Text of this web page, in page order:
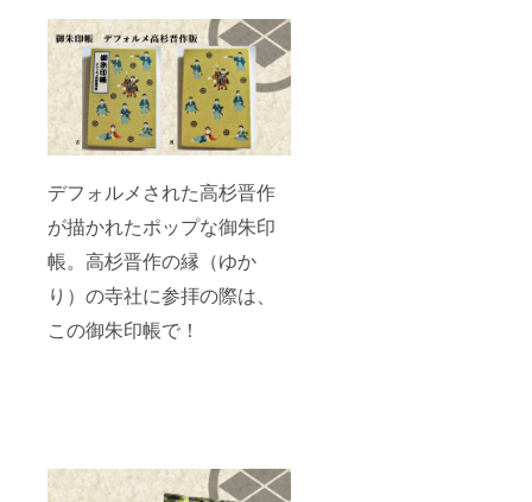
デフォルメされた高杉晋作
が描かれたポップな御朱印
帳。高杉晋作の縁（ゆか
り）の寺社に参拝の際は、
この御朱印帳で！